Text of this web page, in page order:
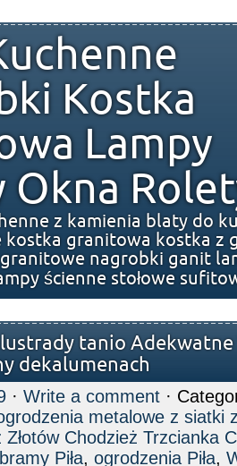
Kostka
Lampy
Okna
z kamienia blaty do
kostka granitowa kostka z
nagrobki ganit
ścienne stołowe
tanio
dekalumenach
· Write a comment ·
metalowe z siatki
Złotów Chodzież Trzcianka
bramy Piła, ogrodzenia Piła,